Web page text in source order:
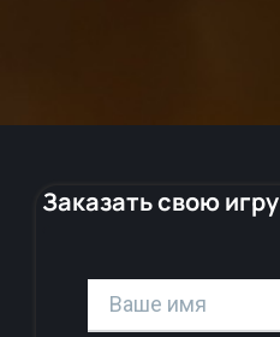
Заказать свою игру